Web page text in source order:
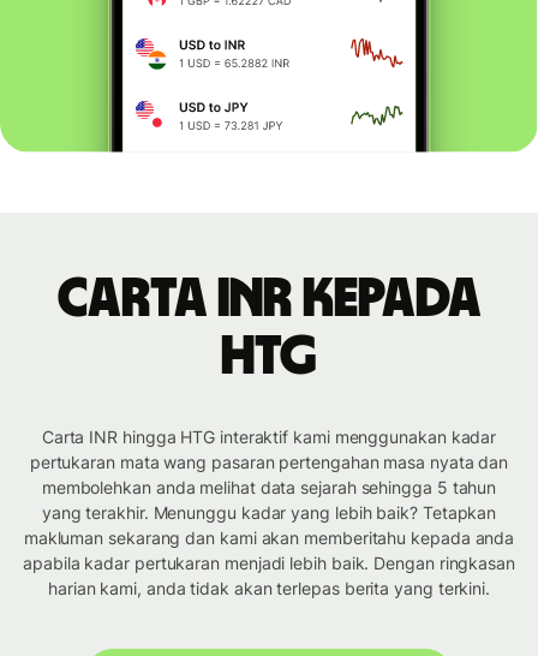
Carta INR kepada
HTG
Carta INR hingga HTG interaktif kami menggunakan kadar
pertukaran mata wang pasaran pertengahan masa nyata dan
membolehkan anda melihat data sejarah sehingga 5 tahun
yang terakhir. Menunggu kadar yang lebih baik? Tetapkan
makluman sekarang dan kami akan memberitahu kepada anda
apabila kadar pertukaran menjadi lebih baik. Dengan ringkasan
harian kami, anda tidak akan terlepas berita yang terkini.